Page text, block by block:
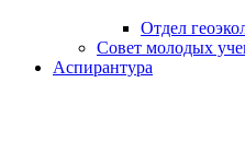
Отдел
Совет молодых
Аспирантура